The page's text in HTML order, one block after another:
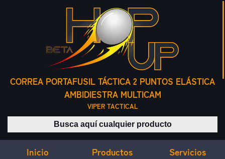
CORREA PORTAFUSIL TÁCTICA 2 PUNTOS ELÁSTICA
AMBIDIESTRA MULTICAM
VIPER TACTICAL
Buscar productos
Inicio Productos Servicios